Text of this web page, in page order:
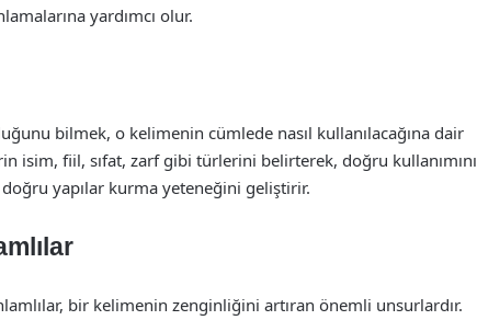
yardımcı olur.
bilmek, o kelimenin cümlede nasıl kullanılacağına dair
isim, fiil, sıfat, zarf gibi türlerini belirterek, doğru kullanımını
yapılar kurma yeteneğini geliştirir.
bir kelimenin zenginliğini artıran önemli unsurlardır.